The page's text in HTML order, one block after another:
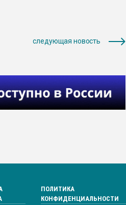
следующая новость
ПОЛИТИКА
КОНФИДЕНЦИАЛЬНОСТИ